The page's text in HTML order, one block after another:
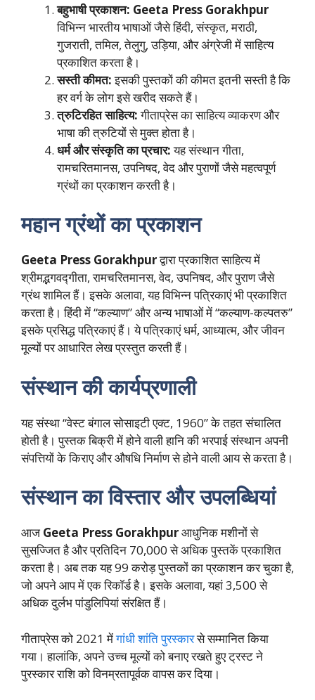
बहुभाषी प्रकाशन: Geeta Press Gorakhpur
विभिन्न भारतीय भाषाओं जैसे हिंदी, संस्कृत, मराठी,
गुजराती, तमिल, तेलुगु, उड़िया, और अंग्रेजी में साहित्य
प्रकाशित करता है।
सस्ती कीमत:इसकी पुस्तकों की कीमत इतनी सस्ती है कि
हर वर्ग के लोग इसे खरीद सकते हैं।
त्रुटिरहित साहित्य:गीताप्रेस का साहित्य व्याकरण और
भाषा की त्रुटियों से मुक्त होता है।
धर्म और संस्कृति का प्रचार:यह संस्थान गीता,
रामचरितमानस, उपनिषद, वेद और पुराणों जैसे महत्वपूर्ण
ग्रंथों का प्रकाशन करती है।
महान ग्रंथों का प्रकाशन
Geeta Press Gorakhpurद्वारा प्रकाशित साहित्य में
श्रीमद्भगवद्गीता, रामचरितमानस, वेद, उपनिषद, और पुराण जैसे
ग्रंथ शामिल हैं। इसके अलावा, यह विभिन्न पत्रिकाएं भी प्रकाशित
करता है। हिंदी में “कल्याण” और अन्य भाषाओं में “कल्याण-कल्पतरु”
इसके प्रसिद्ध पत्रिकाएं हैं। ये पत्रिकाएं धर्म, आध्यात्म, और जीवन
मूल्यों पर आधारित लेख प्रस्तुत करती हैं।
संस्थान की कार्यप्रणाली
यह संस्था “वेस्ट बंगाल सोसाइटी एक्ट, 1960” के तहत संचालित
होती है। पुस्तक बिक्री में होने वाली हानि की भरपाई संस्थान अपनी
संपत्तियों के किराए और औषधि निर्माण से होने वाली आय से करता है।
संस्थान का विस्तार और उपलब्धियां
आज Geeta Press Gorakhpurआधुनिक मशीनों से
सुसज्जित है और प्रतिदिन 70,000 से अधिक पुस्तकें प्रकाशित
करता है। अब तक यह 99 करोड़ पुस्तकों का प्रकाशन कर चुका है,
जो अपने आप में एक रिकॉर्ड है। इसके अलावा, यहां 3,500 से
अधिक दुर्लभ पांडुलिपियां संरक्षित हैं।
गीताप्रेस को 2021 मेंगांधी शांति पुरस्कारसे सम्मानित किया
गया। हालांकि, अपने उच्च मूल्यों को बनाए रखते हुए ट्रस्ट ने
पुरस्कार राशि को विनम्रतापूर्वक वापस कर दिया।